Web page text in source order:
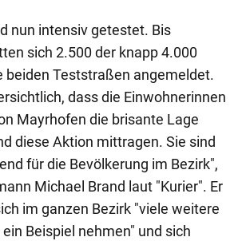
nun intensiv getestet. Bis
sich 2.500 der knapp 4.000
beiden Teststraßen angemeldet.
dass die Einwohnerinnen
Mayrhofen die brisante Lage
diese Aktion mittragen. Sie sind
für die Bevölkerung im Bezirk",
Michael Brand laut "Kurier". Er
im ganzen Bezirk "viele weitere
Beispiel nehmen" und sich